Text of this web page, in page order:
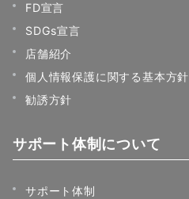
FD宣言
SDGs宣言
店舗紹介
個人情報保護に関する基本方針
勧誘方針
サポート体制について
サポート体制